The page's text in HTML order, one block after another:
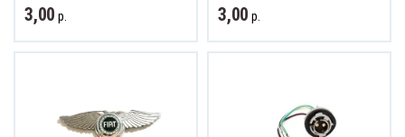
3,00 р. 3,00 р.